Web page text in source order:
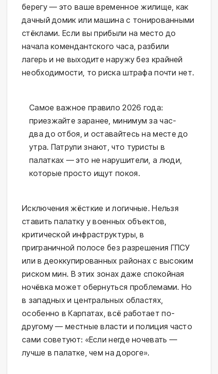
берегу — это ваше временное жилище, как
дачный домик или машина с тонированными
стёклами. Если вы прибыли на место до
начала комендантского часа, разбили
лагерь и не выходите наружу без крайней
необходимости, то риска штрафа почти нет.
Самое важное правило 2026 года:
приезжайте заранее, минимум за час-
два до отбоя, и оставайтесь на месте до
утра. Патрули знают, что туристы в
палатках — это не нарушители, а люди,
которые просто ищут покоя.
Исключения жёсткие и логичные. Нельзя
ставить палатку у военных объектов,
критической инфраструктуры, в
приграничной полосе без разрешения ГПСУ
или в деоккупированных районах с высоким
риском мин. В этих зонах даже спокойная
ночёвка может обернуться проблемами. Но
в западных и центральных областях,
особенно в Карпатах, всё работает по-
другому — местные власти и полиция часто
сами советуют: «Если негде ночевать —
лучше в палатке, чем на дороге».